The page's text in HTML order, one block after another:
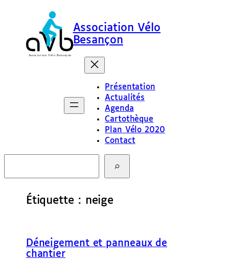
Association Vélo
Besançon
Présentation
Actualités
Agenda
Cartothèque
Plan Vélo 2020
Contact
c
Étiquette : neige
Déneigement et panneaux de
chantier